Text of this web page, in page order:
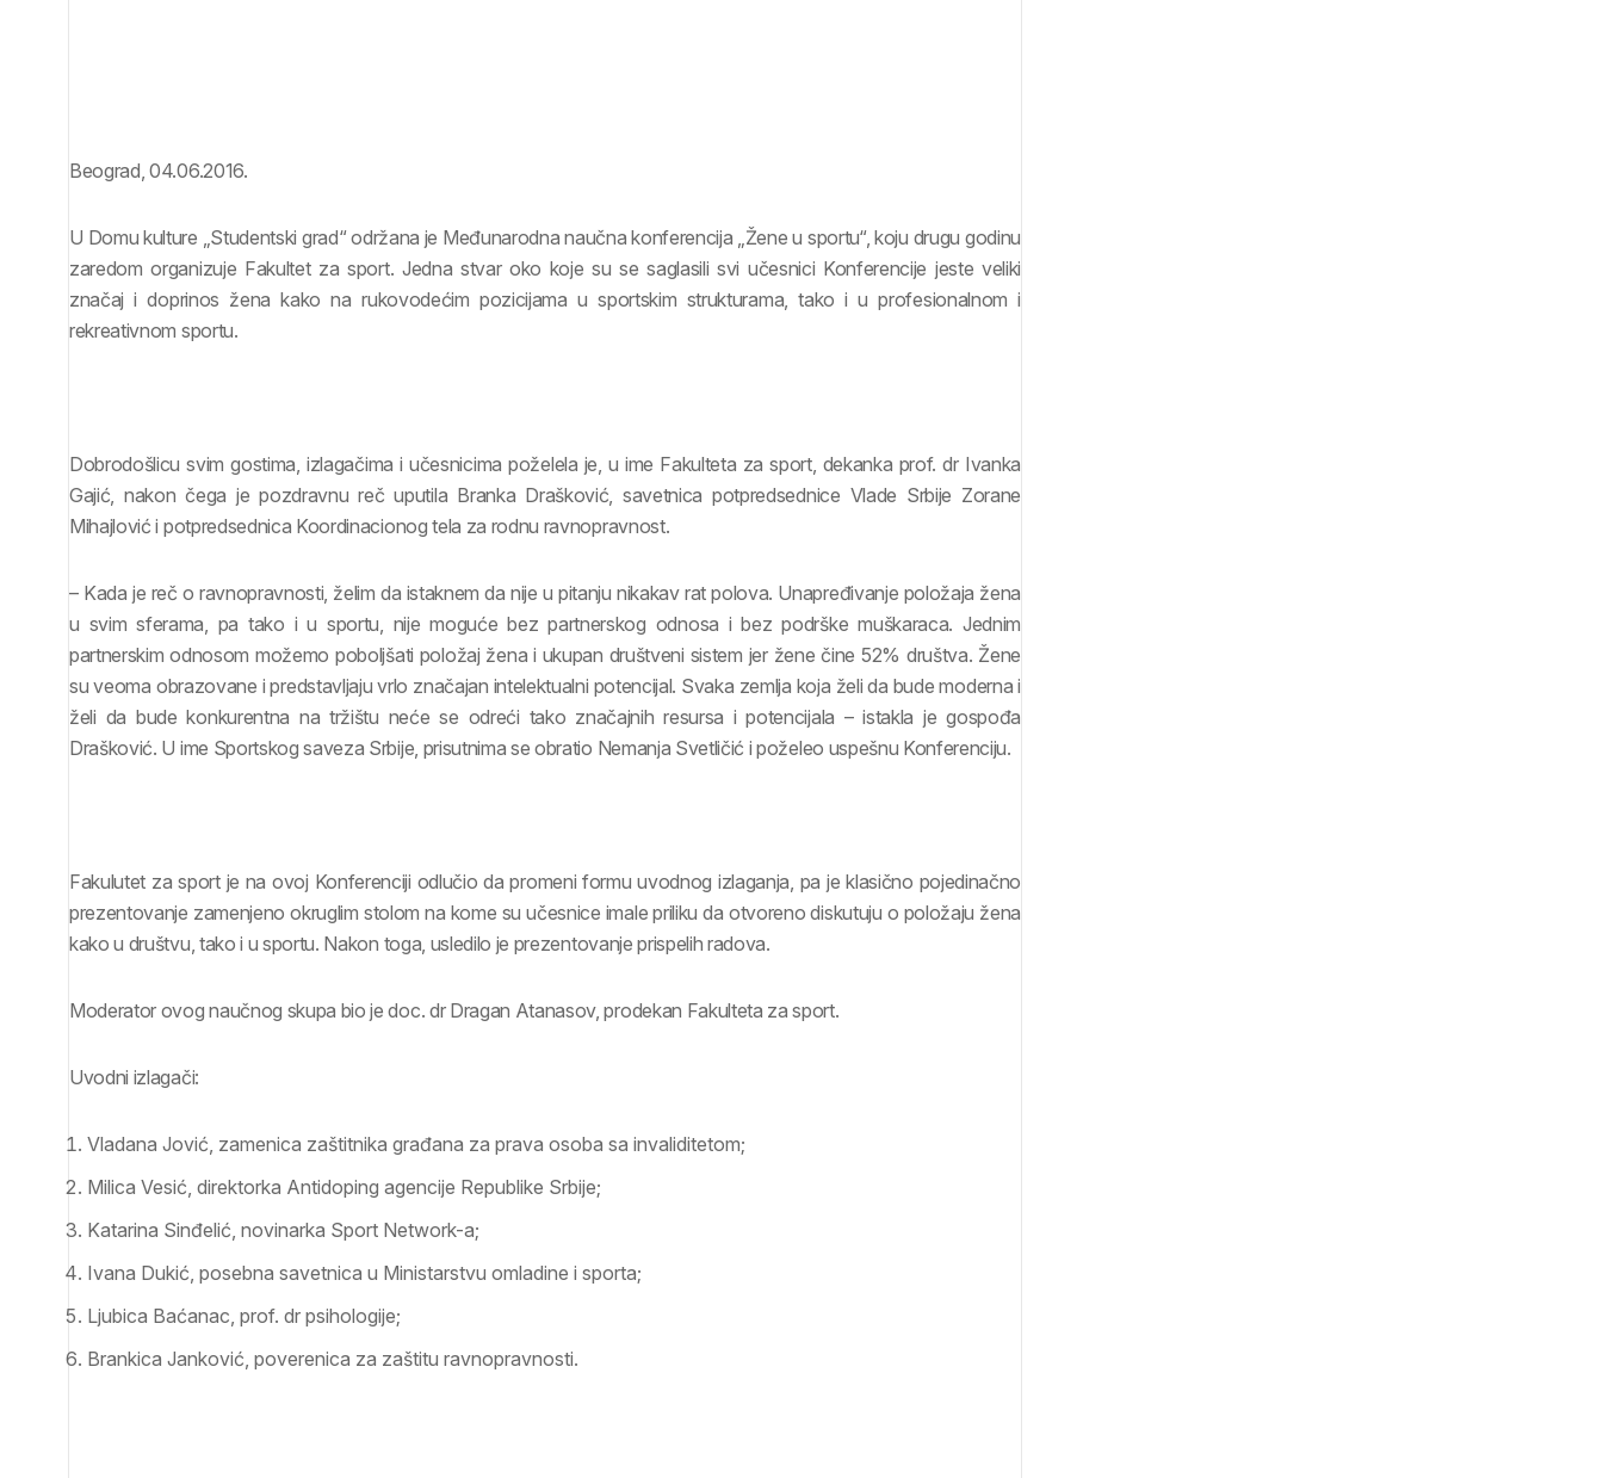
Beograd, 04.06.2016.
U Domu kulture „Studentski grad“ održana je Međunarodna naučna konferencija „Žene u sportu“, koju drugu godinu
zaredom organizuje Fakultet za sport. Jedna stvar oko koje su se saglasili svi učesnici Konferencije jeste veliki
značaj i doprinos žena kako na rukovodećim pozicijama u sportskim strukturama, tako i u profesionalnom i
rekreativnom sportu.
Dobrodošlicu svim gostima, izlagačima i učesnicima poželela je, u ime Fakulteta za sport, dekanka prof. dr Ivanka
Gajić, nakon čega je pozdravnu reč uputila Branka Drašković, savetnica potpredsednice Vlade Srbije Zorane
Mihajlović i potpredsednica Koordinacionog tela za rodnu ravnopravnost.
– Kada je reč o ravnopravnosti, želim da istaknem da nije u pitanju nikakav rat polova. Unapređivanje položaja žena
u svim sferama, pa tako i u sportu, nije moguće bez partnerskog odnosa i bez podrške muškaraca. Jednim
partnerskim odnosom možemo poboljšati položaj žena i ukupan društveni sistem jer žene čine 52% društva. Žene
su veoma obrazovane i predstavljaju vrlo značajan intelektualni potencijal. Svaka zemlja koja želi da bude moderna i
želi da bude konkurentna na tržištu neće se odreći tako značajnih resursa i potencijala – istakla je gospođa
Drašković. U ime Sportskog saveza Srbije, prisutnima se obratio Nemanja Svetličić i poželeo uspešnu Konferenciju.
Fakulutet za sport je na ovoj Konferenciji odlučio da promeni formu uvodnog izlaganja, pa je klasično pojedinačno
prezentovanje zamenjeno okruglim stolom na kome su učesnice imale priliku da otvoreno diskutuju o položaju žena
kako u društvu, tako i u sportu. Nakon toga, usledilo je prezentovanje prispelih radova.
Moderator ovog naučnog skupa bio je doc. dr Dragan Atanasov, prodekan Fakulteta za sport.
Uvodni izlagači:
Vladana Jović, zamenica zaštitnika građana za prava osoba sa invaliditetom;
Milica Vesić, direktorka Antidoping agencije Republike Srbije;
Katarina Sinđelić, novinarka Sport Network-a;
Ivana Dukić, posebna savetnica u Ministarstvu omladine i sporta;
Ljubica Baćanac, prof. dr psihologije;
Brankica Janković, poverenica za zaštitu ravnopravnosti.